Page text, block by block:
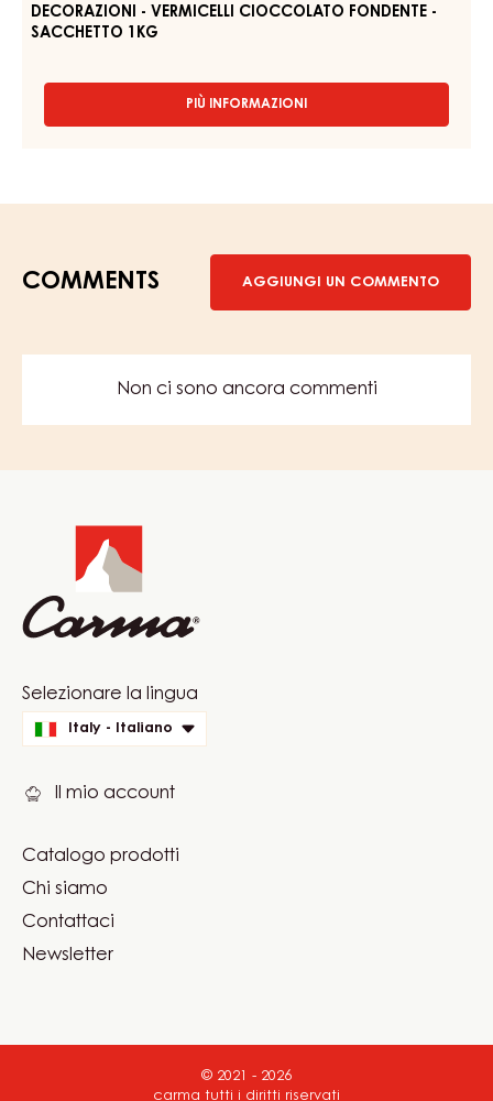
DECORAZIONI - VERMICELLI CIOCCOLATO FONDENTE -
SACCHETTO 1KG
PIÙ INFORMAZIONI
SACCHETTO
COMMENTS AGGIUNGI UN COMMENTO
Non ci sono ancora commenti
Website
quick
Selezionare la lingua
Italy - Italiano
Il mio account
Footer
Carma
Catalogo prodotti
Chi siamo
Contattaci
Newsletter
© 2021 - 2026
carma tutti i diritti riservati